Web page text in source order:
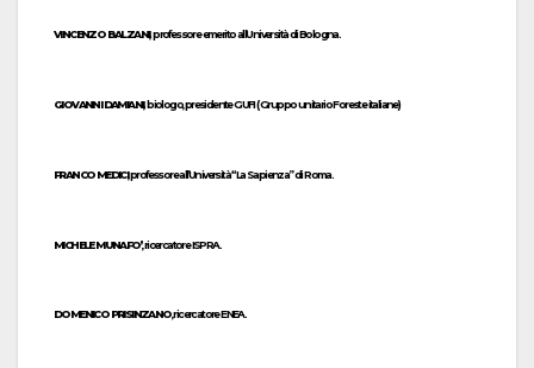
VINCENZO BALZANI,professore emerito all’Università di Bologna.
GIOVANNI DAMIANI,biologo, presidente GUFI ( Gruppo unitario Foreste italiane)
FRANCO MEDICI, professore all’Università “La Sapienza” di Roma.
MICHELE MUNAFO’, ricercatore ISPRA.
DOMENICO PRISINZANO, ricercatore ENEA.